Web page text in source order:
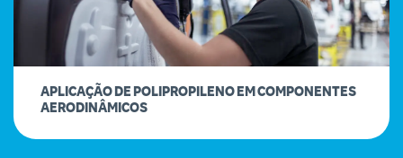
APLICAÇÃO DE POLIPROPILENO EM COMPONENTES
AERODINÂMICOS